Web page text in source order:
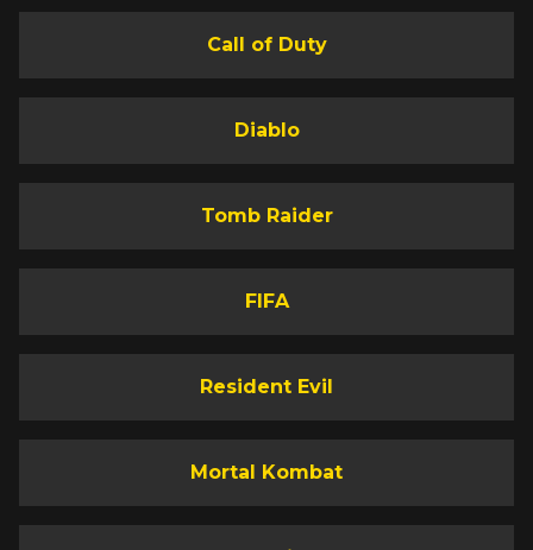
Call of Duty
Diablo
Tomb Raider
FIFA
Resident Evil
Mortal Kombat